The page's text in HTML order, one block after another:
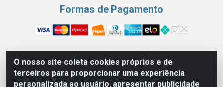
O nosso site coleta cookies próprios e de
terceiros para proporcionar uma experiência
personalizada ao usuário, apresentar publicidade
Formas de Pagamento
Perola Distribuição e Logística S/A - Av. Anhanguera km 24 N°
200 Bloco 12-A -Jardim Jaraguá, São Paulo/SP - Cep 05.275-